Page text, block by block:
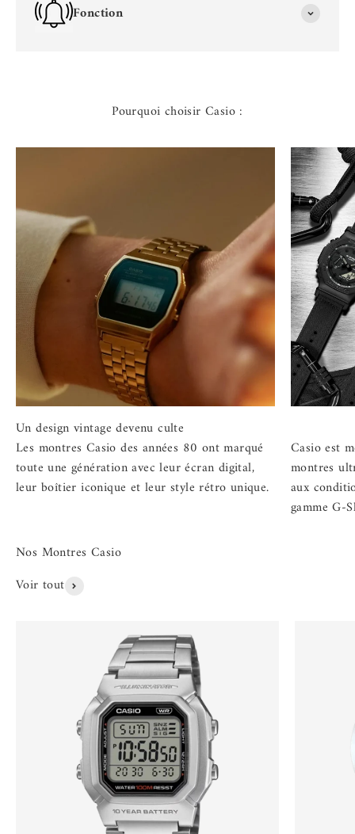
Fonction
Pourquoi choisir Casio :
Les montres Casio des années 80 ont marqué
toute une génération avec leur écran digital,
leur boîtier iconique et leur style rétro unique.
Casio est
montres
aux
gamme G-
Voir tout